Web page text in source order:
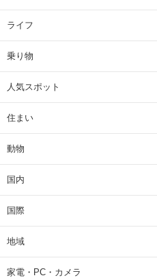
ライフ
乗り物
人気スポット
住まい
動物
国内
国際
地域
家電・PC・カメラ